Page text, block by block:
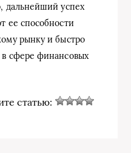
дальнейший успех
ее способности
рынку и быстро
в сфере финансовых
статью: